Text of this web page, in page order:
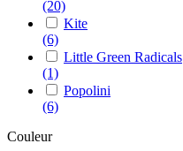
(20)
Kite
(6)
Little Green Radicals
(1)
Popolini
(6)
Couleur